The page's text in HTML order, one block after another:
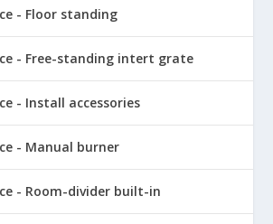
- Floor standing
- Free-standing intert grate
- Install accessories
- Manual burner
- Room-divider built-in